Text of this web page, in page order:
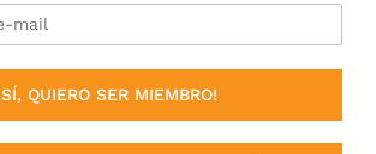
QUIERO SER MIEMBRO!